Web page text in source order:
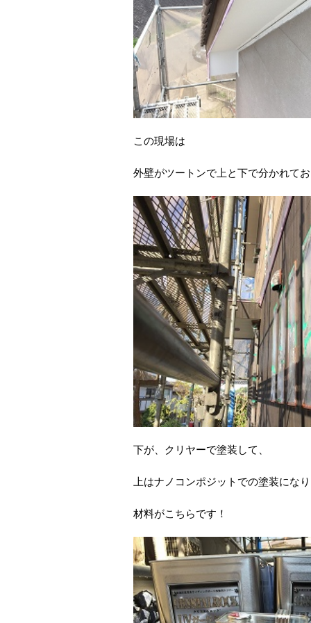
この現場は
外壁がツートンで上と下で分かれて
下が、クリヤーで塗装して、
上はナノコンポジットでの塗装にな
材料がこちらです！